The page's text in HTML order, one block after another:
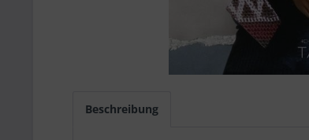
Beschreibung